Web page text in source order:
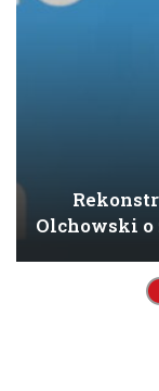
Olchowski o